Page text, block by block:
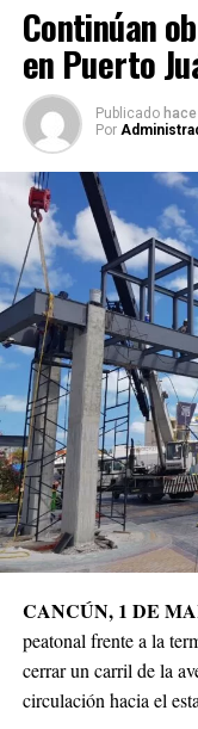
Continúan
en Puerto
Publicado
Por
CANCÚN, 1 DE
peatonal frente a la
cerrar un carril de la
circulación hacia el